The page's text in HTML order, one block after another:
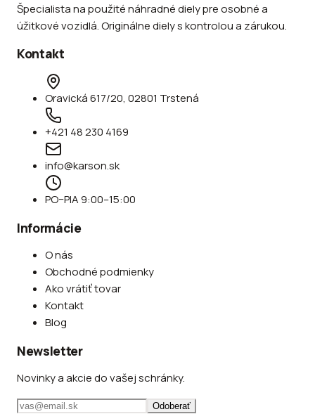
Špecialista na použité náhradné diely pre osobné a
úžitkové vozidlá. Originálne diely s kontrolou a zárukou.
Kontakt
Oravická 617/20, 02801 Trstená
+421 48 230 4169
info@karson.sk
PO–PIA 9:00–15:00
Informácie
O nás
Obchodné podmienky
Ako vrátiť tovar
Kontakt
Blog
Newsletter
Novinky a akcie do vašej schránky.
Odoberať